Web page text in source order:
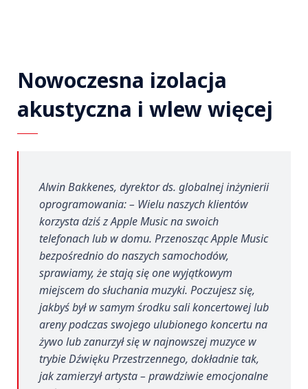
Nowoczesna izolacja
akustyczna i wlew więcej
Alwin Bakkenes, dyrektor ds. globalnej inżynierii
oprogramowania:– Wielu naszych klientów
korzysta dziś z Apple Music na swoich
telefonach lub w domu. Przenosząc Apple Music
bezpośrednio do naszych samochodów,
sprawiamy, że stają się one wyjątkowym
miejscem do słuchania muzyki. Poczujesz się,
jakbyś był w samym środku sali koncertowej lub
areny podczas swojego ulubionego koncertu na
żywo lub zanurzył się w najnowszej muzyce w
trybie Dźwięku Przestrzennego, dokładnie tak,
jak zamierzył artysta – prawdziwie emocjonalne